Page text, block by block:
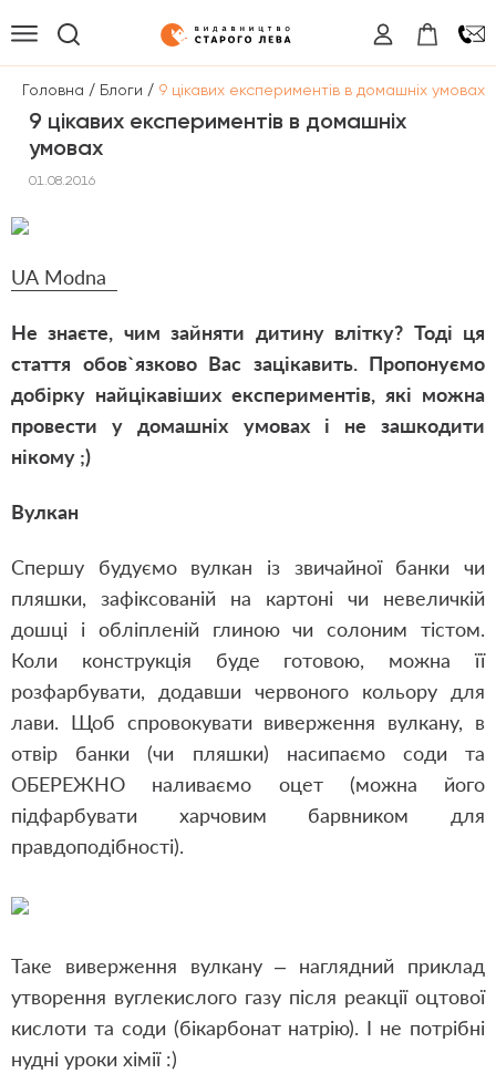
Головна / Блоги / 9 цікавих експериментів в домашніх умовах
9 цікавих експериментів в домашніх
умовах
01.08.2016
UА Мodna
Не знаєте, чим зайняти дитину влітку? Тоді ця
стаття обов`язково Вас зацікавить. Пропонуємо
добірку найцікавіших експериментів, які можна
провести у домашніх умовах і не зашкодити
нікому ;)
Вулкан
Спершу будуємо вулкан із звичайної банки чи
пляшки, зафіксованій на картоні чи невеличкій
дошці і обліпленій глиною чи солоним тістом.
Коли конструкція буде готовою, можна її
розфарбувати, додавши червоного кольору для
лави. Щоб спровокувати виверження вулкану, в
отвір банки (чи пляшки) насипаємо соди та
ОБЕРЕЖНО наливаємо оцет (можна його
підфарбувати харчовим барвником для
правдоподібності).
Таке виверження вулкану – наглядний приклад
утворення вуглекислого газу після реакції оцтової
кислоти та соди (бікарбонат натрію). І не потрібні
нудні уроки хімії :)